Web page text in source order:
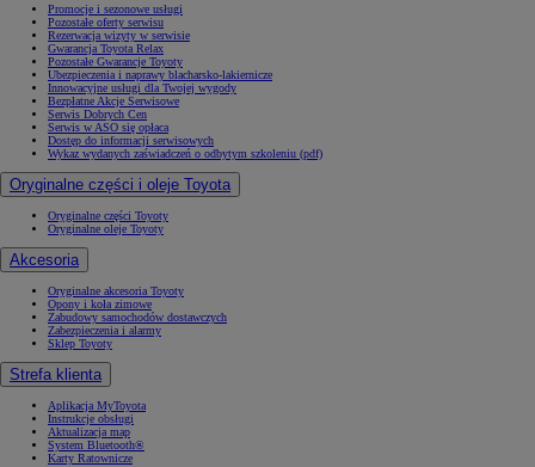
Promocje i sezonowe usługi
Pozostałe oferty serwisu
Rezerwacja wizyty w serwisie
Gwarancja Toyota Relax
Pozostałe Gwarancje Toyoty
Ubezpieczenia i naprawy blacharsko-lakiernicze
Innowacyjne usługi dla Twojej wygody
Bezpłatne Akcje Serwisowe
Serwis Dobrych Cen
Serwis w ASO się opłaca
Dostęp do informacji serwisowych
Wykaz wydanych zaświadczeń o odbytym szkoleniu (pdf)
Oryginalne części i oleje Toyota
Oryginalne części Toyoty
Oryginalne oleje Toyoty
Akcesoria
Oryginalne akcesoria Toyoty
Opony i koła zimowe
Zabudowy samochodów dostawczych
Zabezpieczenia i alarmy
Sklep Toyoty
Strefa klienta
Aplikacja MyToyota
Instrukcje obsługi
Aktualizacja map
System Bluetooth®
Karty Ratownicze